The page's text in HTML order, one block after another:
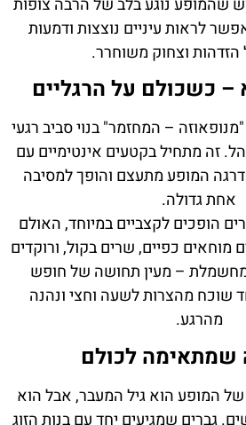
שהמופע נוגע בלב של הרבה צופות
לראות עיניים נוצצות ודמעות
וצחוק משוחרר.
– כשכולם על הרגליים
– המחזמר" בנוי סביב רגעי
זה מתחיל בקטעים אינטימיים עם
המופע מתעצם והופך למסיבה
אחת גדולה.
הופכים לקצביים במיוחד, האולם
מוחאים כפיים, שרים בקול, ורוקדים
מחשמלת – מעין תחושה של חופש
שוכח מהצרות לשעה וחצי ונהנה
מהרגע.
שמתאימה לכולם
המופע הוא גיל המעבר, אבל הוא
גברים שמגיעים יחד עם בנות הזוג